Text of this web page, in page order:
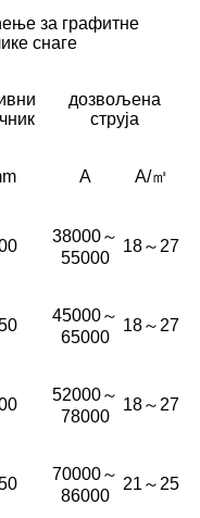
за графитне
снаге
дозвољена
струја
A А/㎡
38000～
55000
18～27
45000～
65000
18～27
52000～
78000
18～27
70000～
86000
21～25